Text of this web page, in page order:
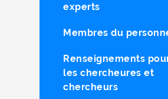
experts
Membres du
Renseignements
les chercheures et
chercheurs